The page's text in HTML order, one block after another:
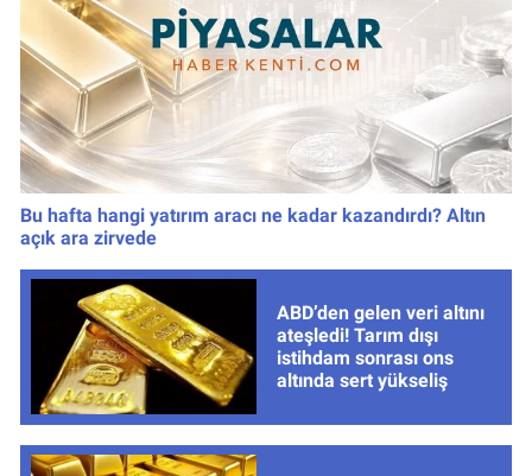
Bu hafta hangi yatırım aracı ne kadar kazandırdı? Altın
açık ara zirvede
ABD’den gelen veri altını
ateşledi! Tarım dışı
istihdam sonrası ons
altında sert yükseliş